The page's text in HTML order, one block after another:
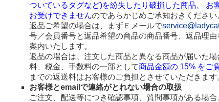
ついているタグなど)を紛失したり破損した商品、
お受けできませんのであらかじめご承知おきください
返品ご希望の場合は、まずＥメールで
号／会員番号と返品希望の商品の商品番号、返品理
案内いたします。
返品の場合は、注文した商品と異なる商品が届いた
料、税金、手数料の一部として商品金額の 15% をご
までの返送料はお客様のご負担とさせていただきます
お客様とemailで連絡がとれない場合の取扱
ご注文、配送等につき確認事項、質問事項がある場